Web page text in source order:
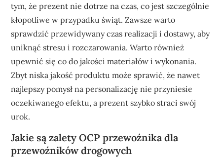
tym, że prezent nie dotrze na czas, co jest szczególnie
kłopotliwe w przypadku świąt. Zawsze warto
sprawdzić przewidywany czas realizacji i dostawy, aby
uniknąć stresu i rozczarowania. Warto również
upewnić się co do jakości materiałów i wykonania.
Zbyt niska jakość produktu może sprawić, że nawet
najlepszy pomysł na personalizację nie przyniesie
oczekiwanego efektu, a prezent szybko straci swój
urok.
Jakie są zalety OCP przewoźnika dla
przewoźników drogowych